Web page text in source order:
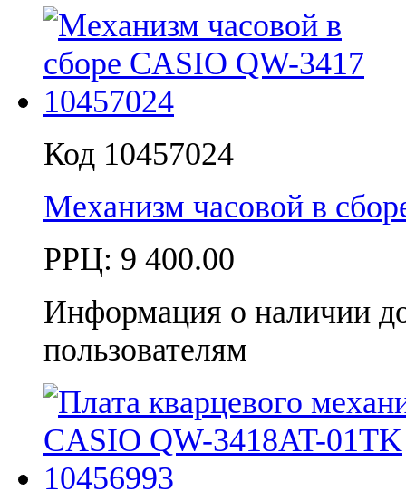
Код 10457024
Механизм часовой в
РРЦ: 9 400.00
Информация о наличии
пользователям